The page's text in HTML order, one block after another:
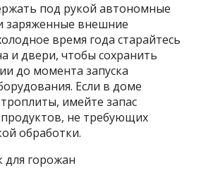
под рукой автономные
заряженные внешние
время года старайтесь
и двери, чтобы сохранить
до момента запуска
Если в доме
имейте запас
не требующих
обработки.
горожан